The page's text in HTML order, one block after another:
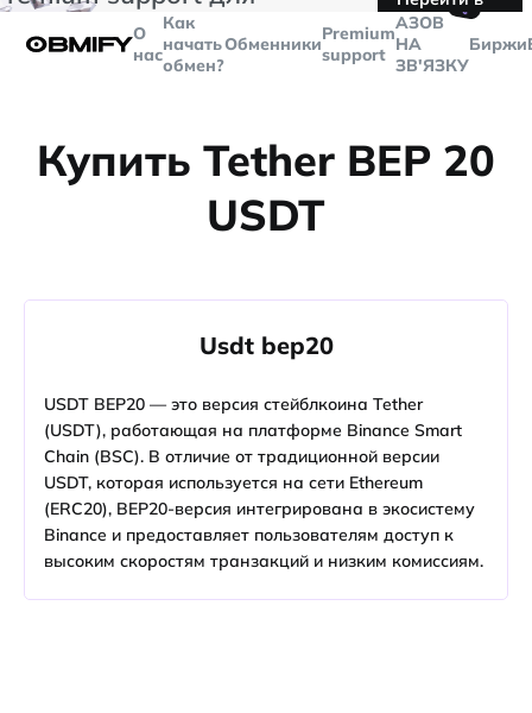
больше
$5000
Telegram
О
нас
Как
начать
обмен?
ОбменникиPremium
support
🤙
AЗОВ
НА
ЗВ'ЯЗКУ
Биржи
Купить Tether BEP 20
USDT
Usdt bep20
USDT BEP20 — это версия стейблкоина Tether
(USDT), работающая на платформе Binance Smart
Chain (BSC). В отличие от традиционной версии
USDT, которая используется на сети Ethereum
(ERC20), BEP20-версия интегрирована в экосистему
Binance и предоставляет пользователям доступ к
высоким скоростям транзакций и низким комиссиям.